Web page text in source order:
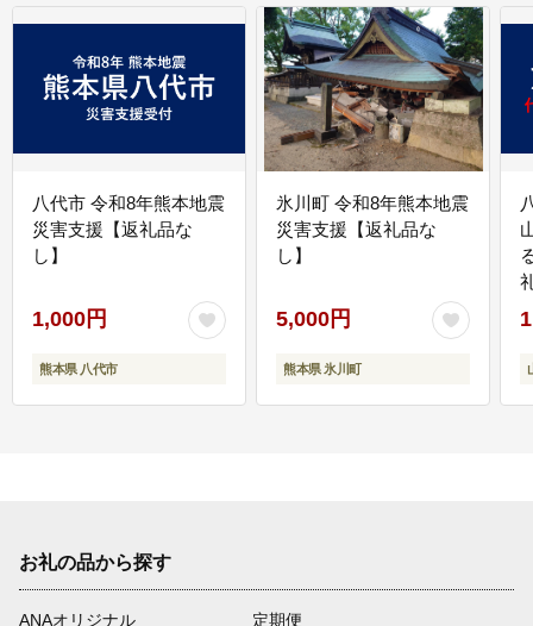
八代市 令和8年熊本地震
災害支援【返礼品な
し】
1,000円
熊本県 八代市
氷川町 令和8年熊本地震
災害支援【返礼品な
し】
5,000円
熊本県 氷川町
お礼の品から探す
ANAオリジナル
定期便